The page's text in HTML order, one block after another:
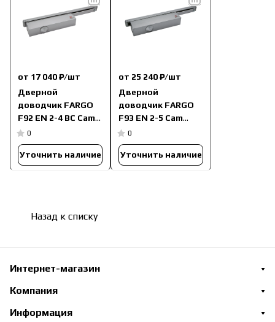
от 17 040 ₽/шт
Дверной
доводчик FARGO
F92 EN 2-4 BC Cam
Action
0
Уточнить наличие
от 25 240 ₽/шт
Дверной
доводчик FARGO
F93 EN 2-5 Cam
Action, ВС, DA
0
Уточнить наличие
Назад к списку
Интернет-магазин
Компания
Информация